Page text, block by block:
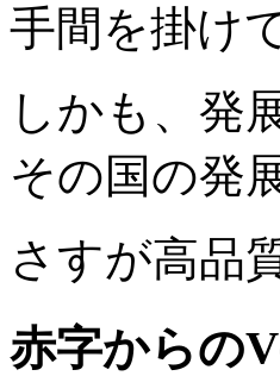
手間を掛け
しかも、発
その国の発
さすが高品
赤字からの